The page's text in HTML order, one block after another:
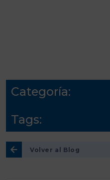
Categoría:
Tags:
Volver al Blog